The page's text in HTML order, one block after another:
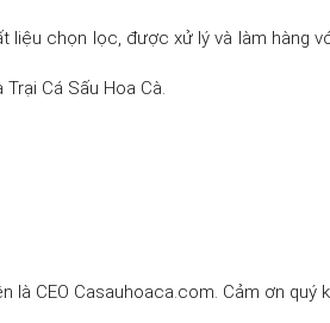
chọn lọc, được xử lý và làm hàng
Cá Sấu Hoa Cà.
là CEO Casauhoaca.com. Cảm ơn